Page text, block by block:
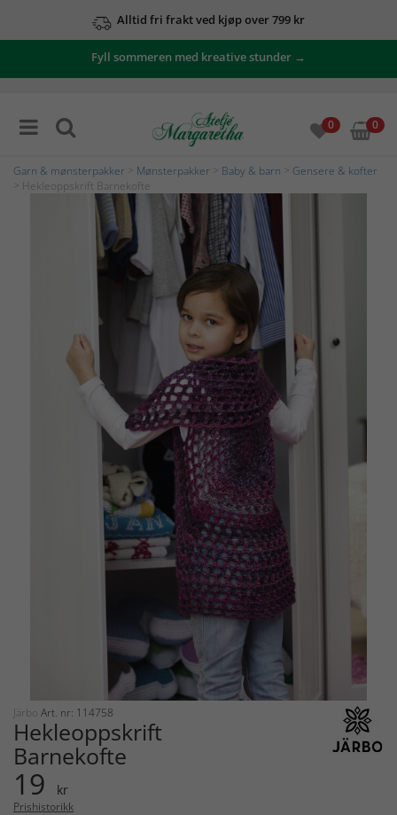
Alltid fri frakt ved kjøp over 799 kr
Fyll sommeren med kreative stunder →
0 0
Garn & mønsterpakker Mønsterpakker Baby & barn
Gensere & kofter
> Hekleoppskrift Barnekofte
Järbo Art. nr: 114758
Hekleoppskrift
Barnekofte
19 kr
Prishistorikk